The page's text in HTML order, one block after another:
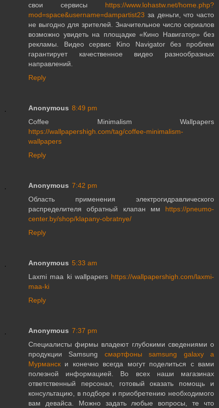
свои сервисы https://www.lohastw.net/home.php?
mod=space&username=dampartist23 за деньги, что часто
не выгодно для зрителей. Значительное число сериалов
возможно увидеть на площадке «Кино Навигатор» без
рекламы. Видео сервис Kino Navigator без проблем
гарантирует качественное видео разнообразных
направлений.
Reply
Anonymous 8:49 pm
Coffee Minimalism Wallpapers
https://wallpapershigh.com/tag/coffee-minimalism-
wallpapers
Reply
Anonymous 7:42 pm
Область применения электрогидравлического
распределителя обратный клапан мм https://pneumo-
center.by/shop/klapany-obratnye/
Reply
Anonymous 5:33 am
Laxmi maa ki wallpapers https://wallpapershigh.com/laxmi-
maa-ki
Reply
Anonymous 7:37 pm
Специалисты фирмы владеют глубокими сведениями о
продукции Samsung смартфоны samsung galaxy a
Мурманск и конечно всегда могут поделиться с вами
полезной информацией. Во всех наши магазинах
ответственный персонал, готовый оказать помощь и
консультацию, в подборе и приобретению необходимого
вам девайса. Можно задать любые вопросы, те что